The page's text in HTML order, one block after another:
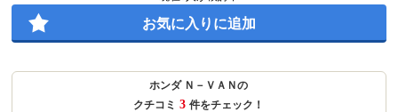
お気に入りに追加
ホンダ Ｎ－ＶＡＮの
クチコミ 3 件をチェック！